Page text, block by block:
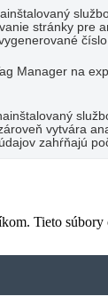
stránky pre
Manager na
vytvára
zahŕňajú
Tieto